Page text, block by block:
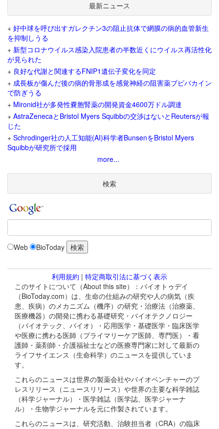
最新ニュース
+ 好中球を呼び出すガレクチン3の阻止抗体で網膜の病的血管新生
を抑制しうる
+ 新型コロナウイルス感染入院患者の半数近くにウイルス再活性化
が見られた
+ 良好な代謝と関連するFNIP1遺伝子変化を同定
+ 成長板が傷んだ後の病的骨形成を感覚神経の阻害薬ブピバカイン
で防ぎうる
+ Mironid社が多発性嚢胞腎薬の開発資金4600万ドル調達
+ AstraZenecaとBristol Myers Squibbの交渉はないとReutersが報
じた
+ Schrodinger社の人工知能(AI)科学者BunsenをBristol Myers
Squibbが研究所で採用
more...
検索
Web BioToday
利用規約 | 特定商取引法に基づく表示
このサイトについて（About this site）：バイオトゥデイ
（BioToday.com）は、生命の仕組みの研究や人の病気（疾
患、疾病）のメカニズム（機序）の研究・治療法（治療薬、
医療機器）の開発に携わる基礎研究・バイオテクノロジー
（バイオテック、バイオ）・応用医学・基礎医学・臨床医学
や医療に携わる医師（プライマリーケア医師、専門医）・看
護師・薬剤師・介護福祉士などの医療専門家に対して最新の
ライフサイエンス（生命科学）のニュースを提供していま
す。
これらのニュースは世界の製薬会社やバイオベンチャーのプ
レスリリース（ニュースリリース）や世界の主要な科学雑誌
（科学ジャーナル）・医学雑誌（医学誌、医学ジャーナ
ル）・生物学ジャーナルを元に作製されています。
これらのニュースは、研究活動、治験担当者（CRA）の臨床